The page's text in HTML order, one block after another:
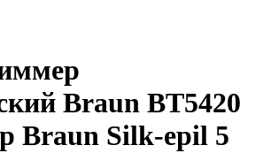
Braun BT5420
Braun Silk-epil 5